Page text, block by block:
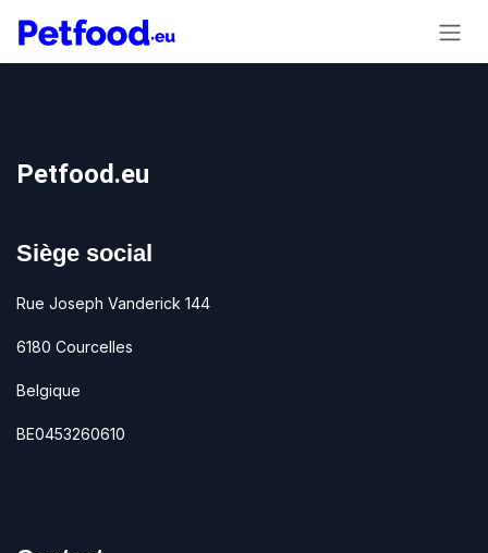
Petfood.eu
Siège social
Rue Joseph Vanderick 144
6180 Courcelles
Belgique
BE0453260610